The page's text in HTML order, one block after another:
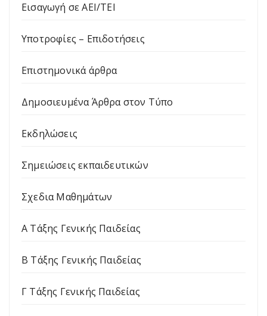
Εισαγωγή σε ΑΕΙ/ΤΕΙ
Υποτροφίες – Επιδοτήσεις
Επιστημονικά άρθρα
Δημοσιευμένα Άρθρα στον Τύπο
Εκδηλώσεις
Σημειώσεις εκπαιδευτικών
Σχεδια Μαθημάτων
Α Τάξης Γενικής Παιδείας
Β Τάξης Γενικής Παιδείας
Γ Τάξης Γενικής Παιδείας